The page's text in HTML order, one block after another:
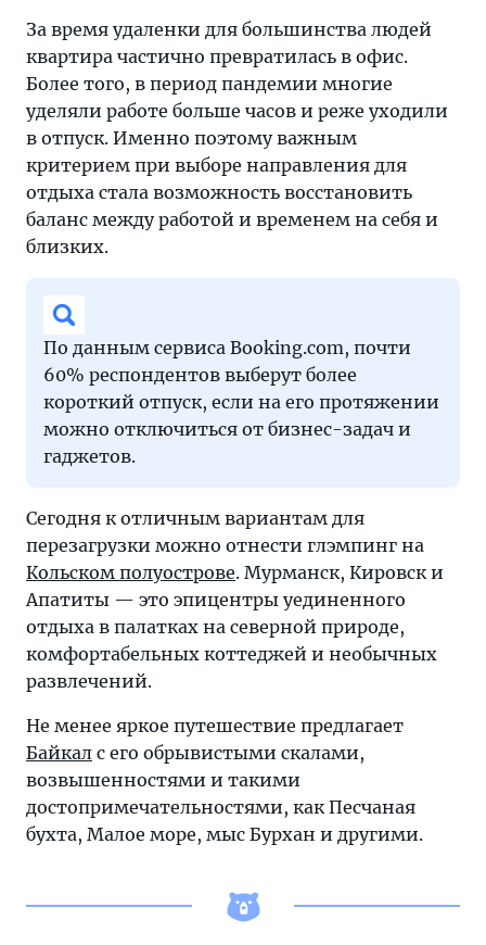
За время удаленки для большинства людей
квартира частично превратилась в офис.
Более того, в период пандемии многие
уделяли работе больше часов и реже уходили
в отпуск. Именно поэтому важным
критерием при выборе направления для
отдыха стала возможность восстановить
баланс между работой и временем на себя и
близких.
По данным сервиса Booking.com, почти
60% респондентов выберут более
короткий отпуск, если на его протяжении
можно отключиться от бизнес-задач и
гаджетов.
Сегодня к отличным вариантам для
перезагрузки можно отнести глэмпинг на
Кольском полуострове. Мурманск, Кировск и
Апатиты — это эпицентры уединенного
отдыха в палатках на северной природе,
комфортабельных коттеджей и необычных
развлечений.
Не менее яркое путешествие предлагает
Байкал с его обрывистыми скалами,
возвышенностями и такими
достопримечательностями, как Песчаная
бухта, Малое море, мыс Бурхан и другими.